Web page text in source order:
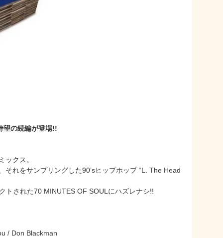
望の続編が登場!!
ックス。
それをサンプリングした90’sヒップホップ “L. The Head
トされた70 MINUTES OF SOULにハズレナシ!!
/ Don Blackman